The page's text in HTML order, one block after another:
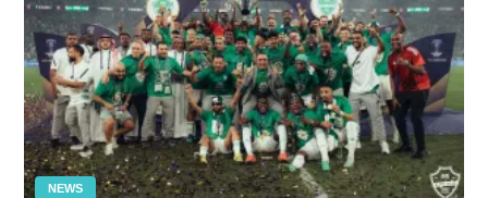
NEWS